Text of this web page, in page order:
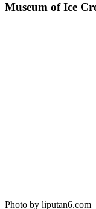
Museum of Ice
Photo by liputan6.com